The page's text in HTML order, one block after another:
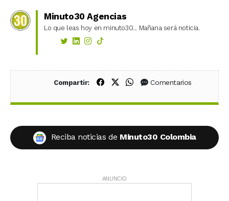
Minuto30 Agencias
Lo que leas hoy en minuto30... Mañana será noticia.
Compartir: Compartir en Facebook
Compartir en X (Twitter)
Compartir en WhatsApp
Comentarios
Reciba noticias de Minuto30 Colombia
ANUNCIO